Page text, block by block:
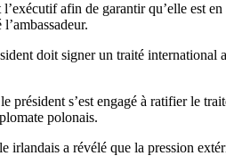
afin de garantir qu’elle est en
doit signer un traité international
président s’est engagé à ratifier le
polonais.
a révélé que la pression